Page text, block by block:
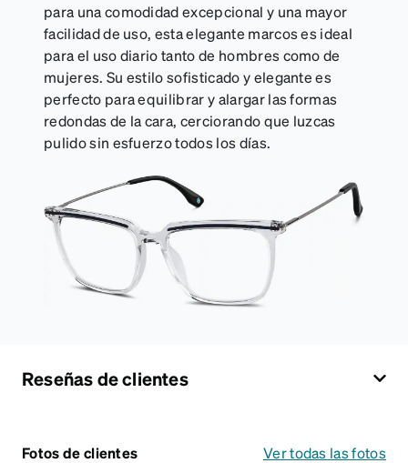
para una comodidad excepcional y una mayor
facilidad de uso, esta elegante marcos es ideal
para el uso diario tanto de hombres como de
mujeres. Su estilo sofisticado y elegante es
perfecto para equilibrar y alargar las formas
redondas de la cara, cerciorando que luzcas
pulido sin esfuerzo todos los días.
Reseñas de clientes
Fotos de clientes Ver todas las fotos